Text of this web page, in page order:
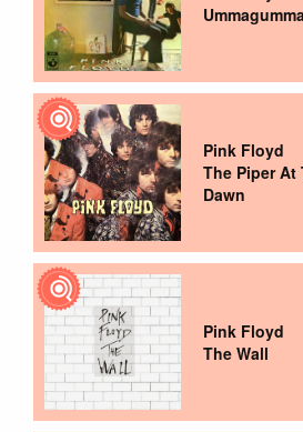
Ummagumma
Pink Floyd
The Piper At
Dawn
Pink Floyd
The Wall